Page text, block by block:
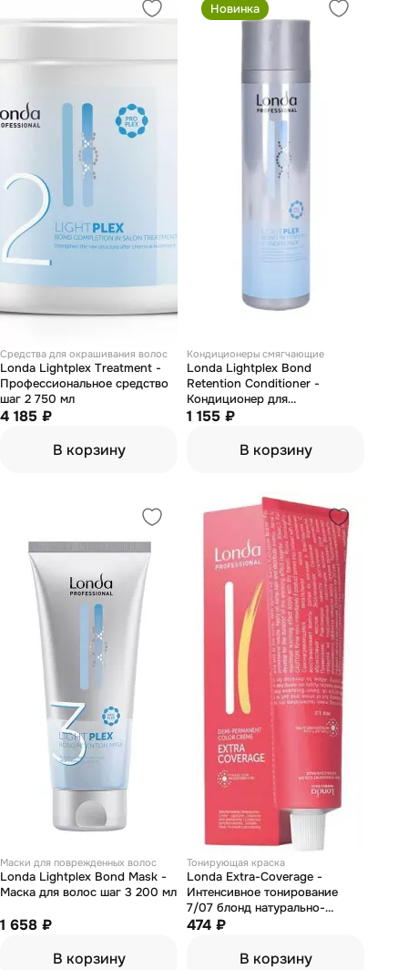
Средства для окрашивания волос
Londa Lightplex Treatment -
Профессиональное средство
шаг 2 750 мл
4 185 ₽
В корзину
Новинка
Кондиционеры смягчающие
Londa Lightplex Bond
Retention Conditioner -
Кондиционер для
восстановления волос 250 мл
1 155 ₽
В корзину
Маски для поврежденных волос
Londa Lightplex Bond Mask -
Маска для волос шаг 3 200 мл
1 658 ₽
В корзину
Тонирующая краска
Londa Extra-Coverage -
Интенсивное тонирование
7/07 блонд натурально-
коричневый 60 мл
474 ₽
В корзину